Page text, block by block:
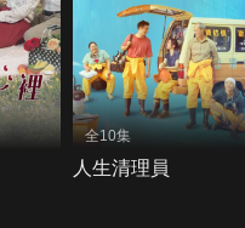
全10集
人生清理員